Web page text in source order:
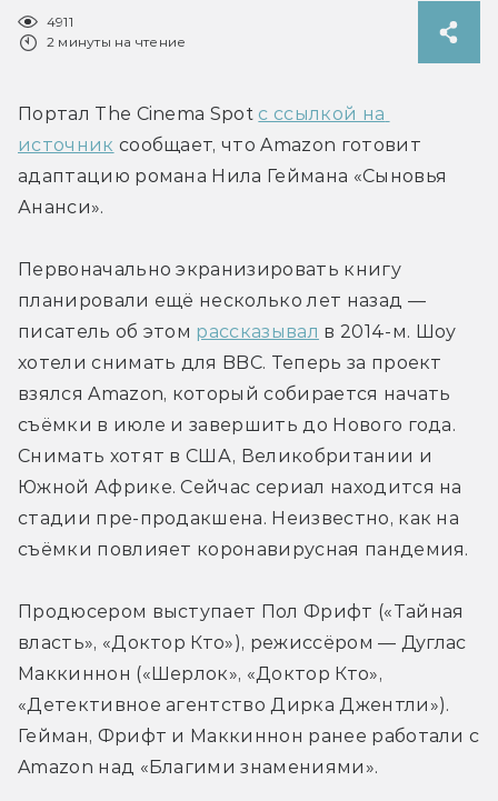
4911
2 минуты на чтение
Портал The Cinema Spot с ссылкой на
источник сообщает, что Amazon готовит
адаптацию романа Нила Геймана «Сыновья
Ананси».
Первоначально экранизировать книгу
планировали ещё несколько лет назад —
писатель об этом рассказывал в 2014-м. Шоу
хотели снимать для BBC. Теперь за проект
взялся Amazon, который собирается начать
съёмки в июле и завершить до Нового года.
Снимать хотят в США, Великобритании и
Южной Африке. Сейчас сериал находится на
стадии пре-продакшена. Неизвестно, как на
съёмки повлияет коронавирусная пандемия.
Продюсером выступает Пол Фрифт («Тайная
власть», «Доктор Кто»), режиссёром — Дуглас
Маккиннон («Шерлок», «Доктор Кто»,
«Детективное агентство Дирка Джентли»).
Гейман, Фрифт и Маккиннон ранее работали с
Amazon над «Благими знамениями».